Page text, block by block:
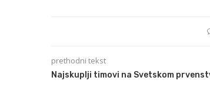
prethodni tekst
Najskuplji timovi na Svetskom